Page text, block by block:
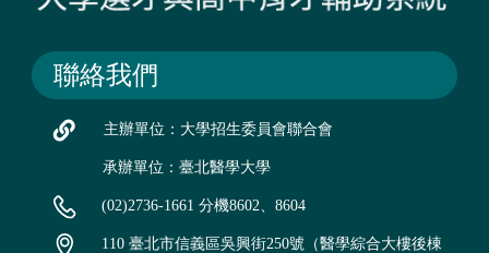
聯絡我們
主辦單位：大學招生委員會聯合會
承辦單位：臺北醫學大學
(02)2736-1661 分機8602、8604
110 臺北市信義區吳興街250號（醫學綜合大樓後棟